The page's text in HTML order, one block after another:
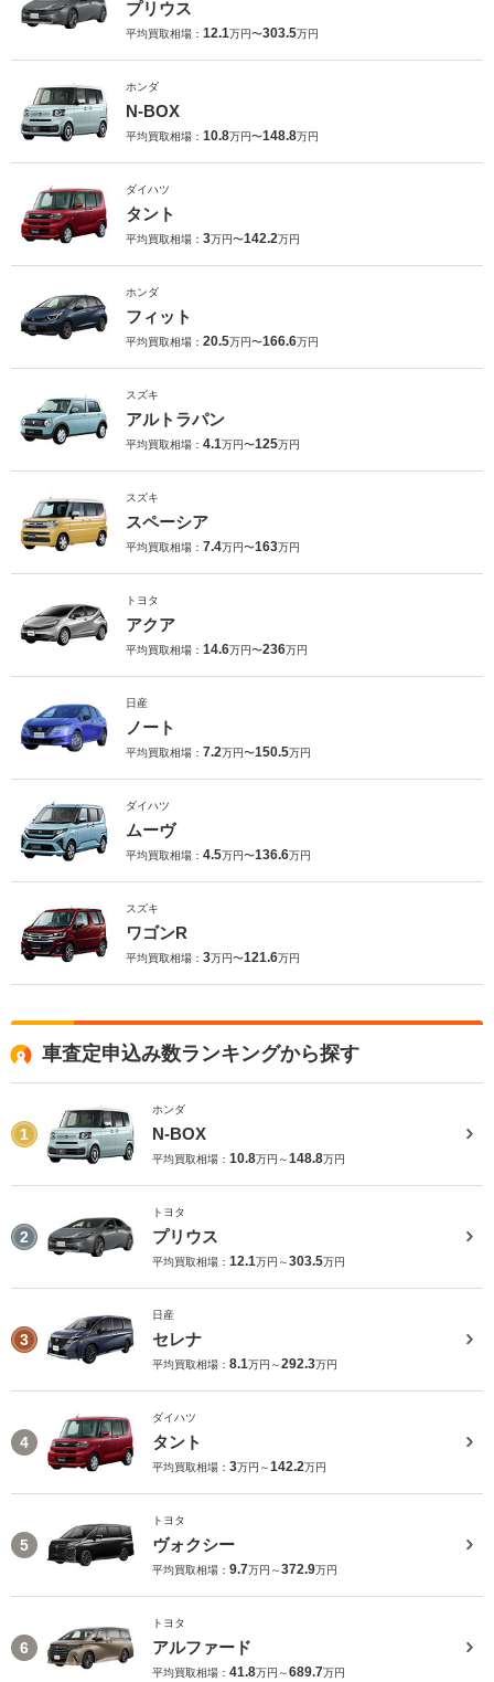
プリウス
平均買取相場： 12.1万円〜303.5万円
ホンダ
N-BOX
平均買取相場： 10.8万円〜148.8万円
ダイハツ
タント
平均買取相場： 3万円〜142.2万円
ホンダ
フィット
平均買取相場： 20.5万円〜166.6万円
スズキ
アルトラパン
平均買取相場： 4.1万円〜125万円
スズキ
スペーシア
平均買取相場： 7.4万円〜163万円
トヨタ
アクア
平均買取相場： 14.6万円〜236万円
日産
ノート
平均買取相場： 7.2万円〜150.5万円
ダイハツ
ムーヴ
平均買取相場： 4.5万円〜136.6万円
スズキ
ワゴンR
平均買取相場： 3万円〜121.6万円
車査定申込み数ランキングから探す
1
ホンダ
N-BOX
平均買取相場： 10.8万円～148.8万円
2
トヨタ
プリウス
平均買取相場： 12.1万円～303.5万円
3
日産
セレナ
平均買取相場： 8.1万円～292.3万円
4
ダイハツ
タント
平均買取相場： 3万円～142.2万円
5
トヨタ
ヴォクシー
平均買取相場： 9.7万円～372.9万円
6
トヨタ
アルファード
平均買取相場： 41.8万円～689.7万円